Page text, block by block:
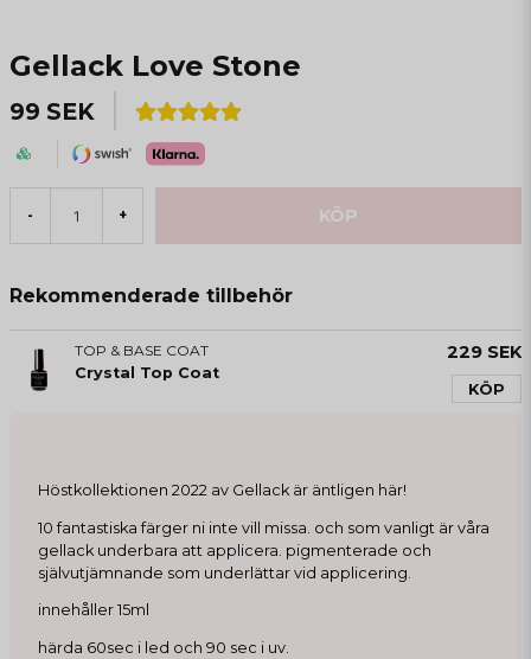
Gellack Love Stone
99 SEK
- + KÖP
Rekommenderade tillbehör
TOP & BASE COAT
Crystal Top Coat
229 SEK
KÖP
Höstkollektionen 2022 av Gellack är äntligen här!
10 fantastiska färger ni inte vill missa. och som vanligt är våra
gellack underbara att applicera. pigmenterade och
självutjämnande som underlättar vid applicering.
innehåller 15ml
härda 60sec i led och 90 sec i uv.